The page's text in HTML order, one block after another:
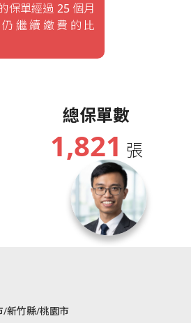
保單經過 25 個月
繼續繳費的比
總保單數
1,821 張
新竹縣/桃園市